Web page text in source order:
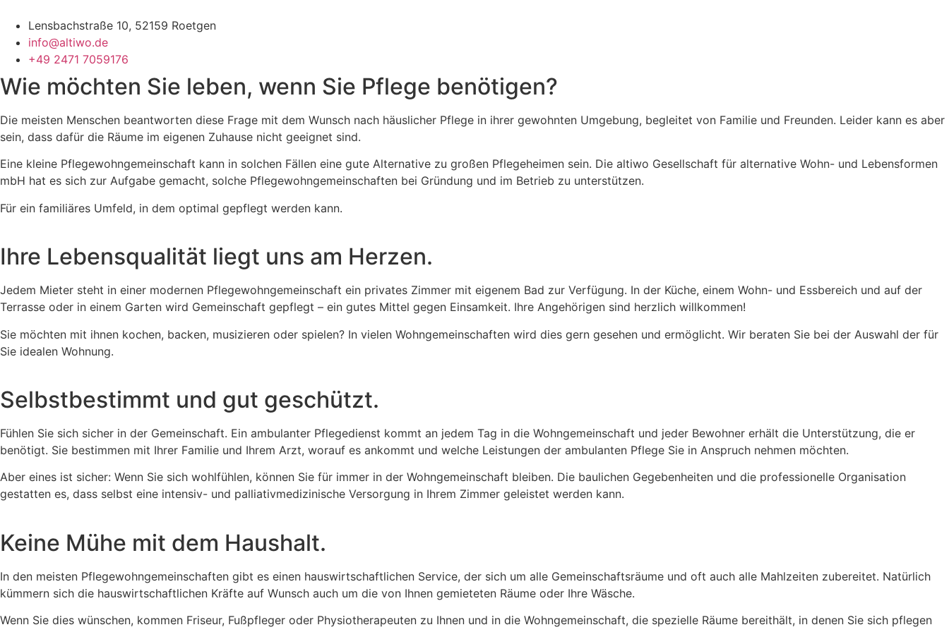
Lensbachstraße 10, 52159 Roetgen
info@altiwo.de
+49 2471 7059176
Wie möchten Sie leben, wenn Sie Pflege benötigen?
Die meisten Menschen beantworten diese Frage mit dem Wunsch nach häuslicher Pflege in ihrer gewohnten Umgebung, begleitet von Familie und Freunden. Leider kann es aber
sein, dass dafür die Räume im eigenen Zuhause nicht geeignet sind.
Eine kleine Pflegewohngemeinschaft kann in solchen Fällen eine gute Alternative zu großen Pflegeheimen sein. Die altiwo Gesellschaft für alternative Wohn- und Lebensformen
mbH hat es sich zur Aufgabe gemacht, solche Pflegewohngemeinschaften bei Gründung und im Betrieb zu unterstützen.
Für ein familiäres Umfeld, in dem optimal gepflegt werden kann.
Ihre Lebensqualität liegt uns am Herzen.
Jedem Mieter steht in einer modernen Pflegewohngemeinschaft ein privates Zimmer mit eigenem Bad zur Verfügung. In der Küche, einem Wohn- und Essbereich und auf der
Terrasse oder in einem Garten wird Gemeinschaft gepflegt – ein gutes Mittel gegen Einsamkeit. Ihre Angehörigen sind herzlich willkommen!
Sie möchten mit ihnen kochen, backen, musizieren oder spielen? In vielen Wohngemeinschaften wird dies gern gesehen und ermöglicht. Wir beraten Sie bei der Auswahl der für
Sie idealen Wohnung.
Selbstbestimmt und gut geschützt.
Fühlen Sie sich sicher in der Gemeinschaft. Ein ambulanter Pflegedienst kommt an jedem Tag in die Wohngemeinschaft und jeder Bewohner erhält die Unterstützung, die er
benötigt. Sie bestimmen mit Ihrer Familie und Ihrem Arzt, worauf es ankommt und welche Leistungen der ambulanten Pflege Sie in Anspruch nehmen möchten.
Aber eines ist sicher: Wenn Sie sich wohlfühlen, können Sie für immer in der Wohngemeinschaft bleiben. Die baulichen Gegebenheiten und die professionelle Organisation
gestatten es, dass selbst eine intensiv- und palliativmedizinische Versorgung in Ihrem Zimmer geleistet werden kann.
Keine Mühe mit dem Haushalt.
In den meisten Pflegewohngemeinschaften gibt es einen hauswirtschaftlichen Service, der sich um alle Gemeinschaftsräume und oft auch alle Mahlzeiten zubereitet. Natürlich
kümmern sich die hauswirtschaftlichen Kräfte auf Wunsch auch um die von Ihnen gemieteten Räume oder Ihre Wäsche.
Wenn Sie dies wünschen, kommen Friseur, Fußpfleger oder Physiotherapeuten zu Ihnen und in die Wohngemeinschaft, die spezielle Räume bereithält, in denen Sie sich pflegen